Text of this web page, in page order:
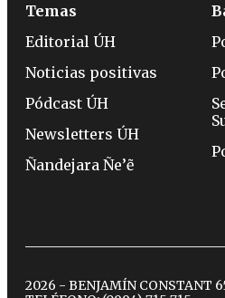
Temas
Editorial ÚH
Noticias positivas
Pódcast ÚH
Newsletters ÚH
Ñandejara Ñe’ẽ
2026 - BENJAMÍN CONSTANT